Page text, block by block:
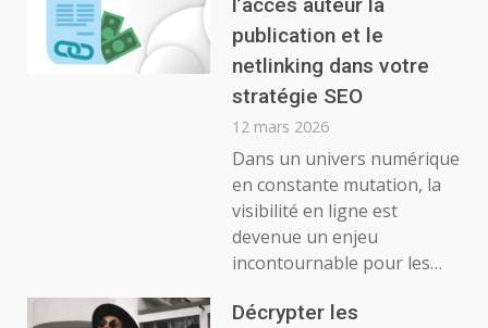
l’accès auteur la
publication et le
netlinking dans votre
stratégie SEO
12 mars 2026
Dans un univers numérique
en constante mutation, la
visibilité en ligne est
devenue un enjeu
incontournable pour les…
Décrypter les